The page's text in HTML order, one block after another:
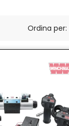
Ordina per: